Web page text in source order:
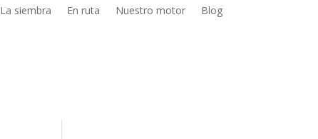
La siembra En ruta Nuestro motor Blog